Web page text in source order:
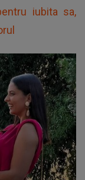
iubita sa,